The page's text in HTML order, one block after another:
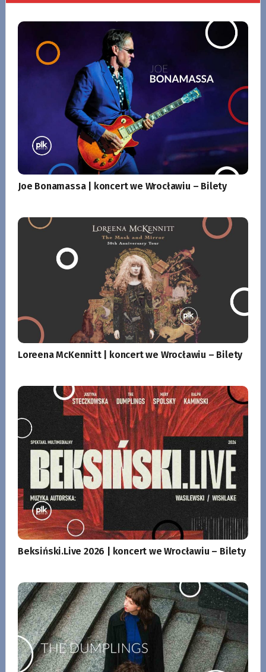
Joe Bonamassa | koncert we Wrocławiu – Bilety
Loreena McKennitt | koncert we Wrocławiu – Bilety
Beksiński.Live 2026 | koncert we Wrocławiu – Bilety